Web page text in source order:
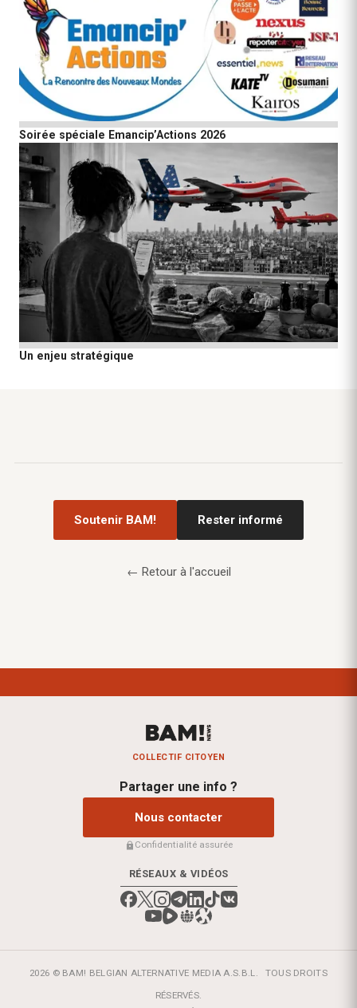
Soirée spéciale Emancip’Actions 2026
Un enjeu stratégique
Soutenir BAM! Rester informé
← Retour à l'accueil
COLLECTIF CITOYEN
Partager une info ?
Nous contacter
Confidentialité assurée
RÉSEAUX & VIDÉOS
2026 © BAM! BELGIAN ALTERNATIVE MEDIA A.S.B.L.
TOUS DROITS
RÉSERVÉS.